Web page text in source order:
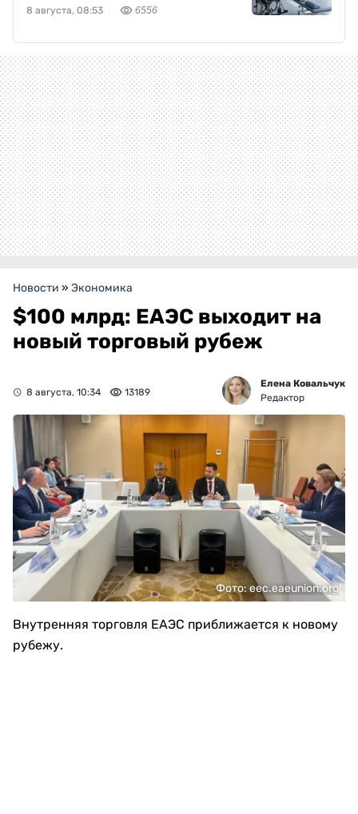
8 августа, 08:53 6556
Новости » Экономика
$100 млрд: ЕАЭС выходит на
новый торговый рубеж
8 августа, 10:34 13189
Елена Ковальчук
Редактор
Фото: eec.eaeunion.org
Внутренняя торговля ЕАЭС приближается к новому
рубежу.